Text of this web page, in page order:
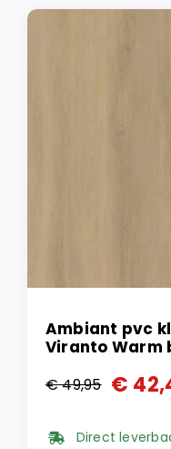
Ambiant pvc
Viranto Warm
€49,95
prijs
€
Huidige
prijsDirect